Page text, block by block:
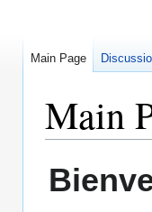
Main
Main Page